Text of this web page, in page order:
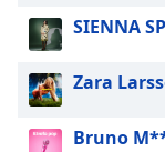
Text
Color
SIENNA
Zara
Bruno